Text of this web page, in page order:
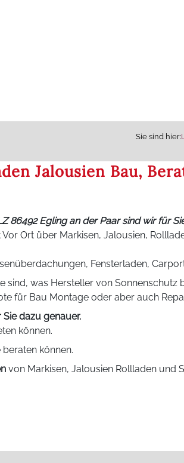
Sie sind hier:
Jalousien Bau,
86492 Egling an der Paar sind wir für
Ort über Markisen, Jalousien,
Fensterladen,
sind, was Hersteller von Sonnenschutz
für Bau Montage oder aber auch
dazu genauer.
können.
können.
von Markisen, Jalousien Rollladen und